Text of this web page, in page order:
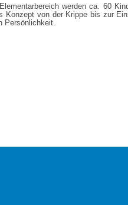
werden ca. 60
Konzept von der Krippe bis zur
Persönlichkeit.